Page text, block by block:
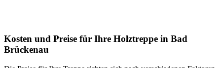
Kosten und Preise für Ihre Holztreppe in Bad
Brückenau